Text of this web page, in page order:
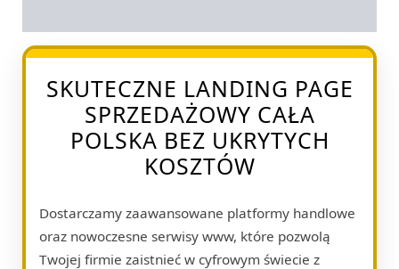
SKUTECZNE LANDING PAGE
SPRZEDAŻOWY CAŁA
POLSKA BEZ UKRYTYCH
KOSZTÓW
Dostarczamy zaawansowane platformy handlowe
oraz nowoczesne serwisy www, które pozwolą
Twojej firmie zaistnieć w cyfrowym świecie z